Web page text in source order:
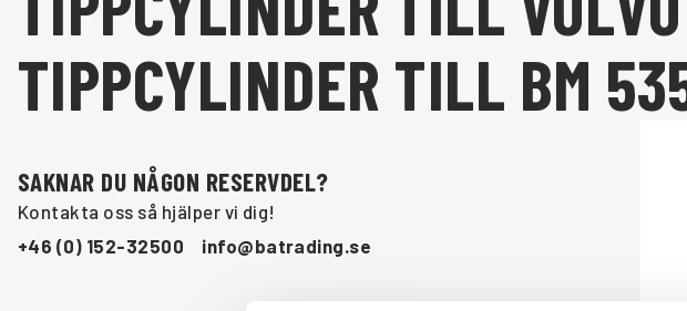
TIPPCYLINDER TILL BM
SAKNAR DU NÅGON RESERVDEL?
Kontakta oss så hjälper vi dig!
+46 (0) 152-32500
info@batrading.se